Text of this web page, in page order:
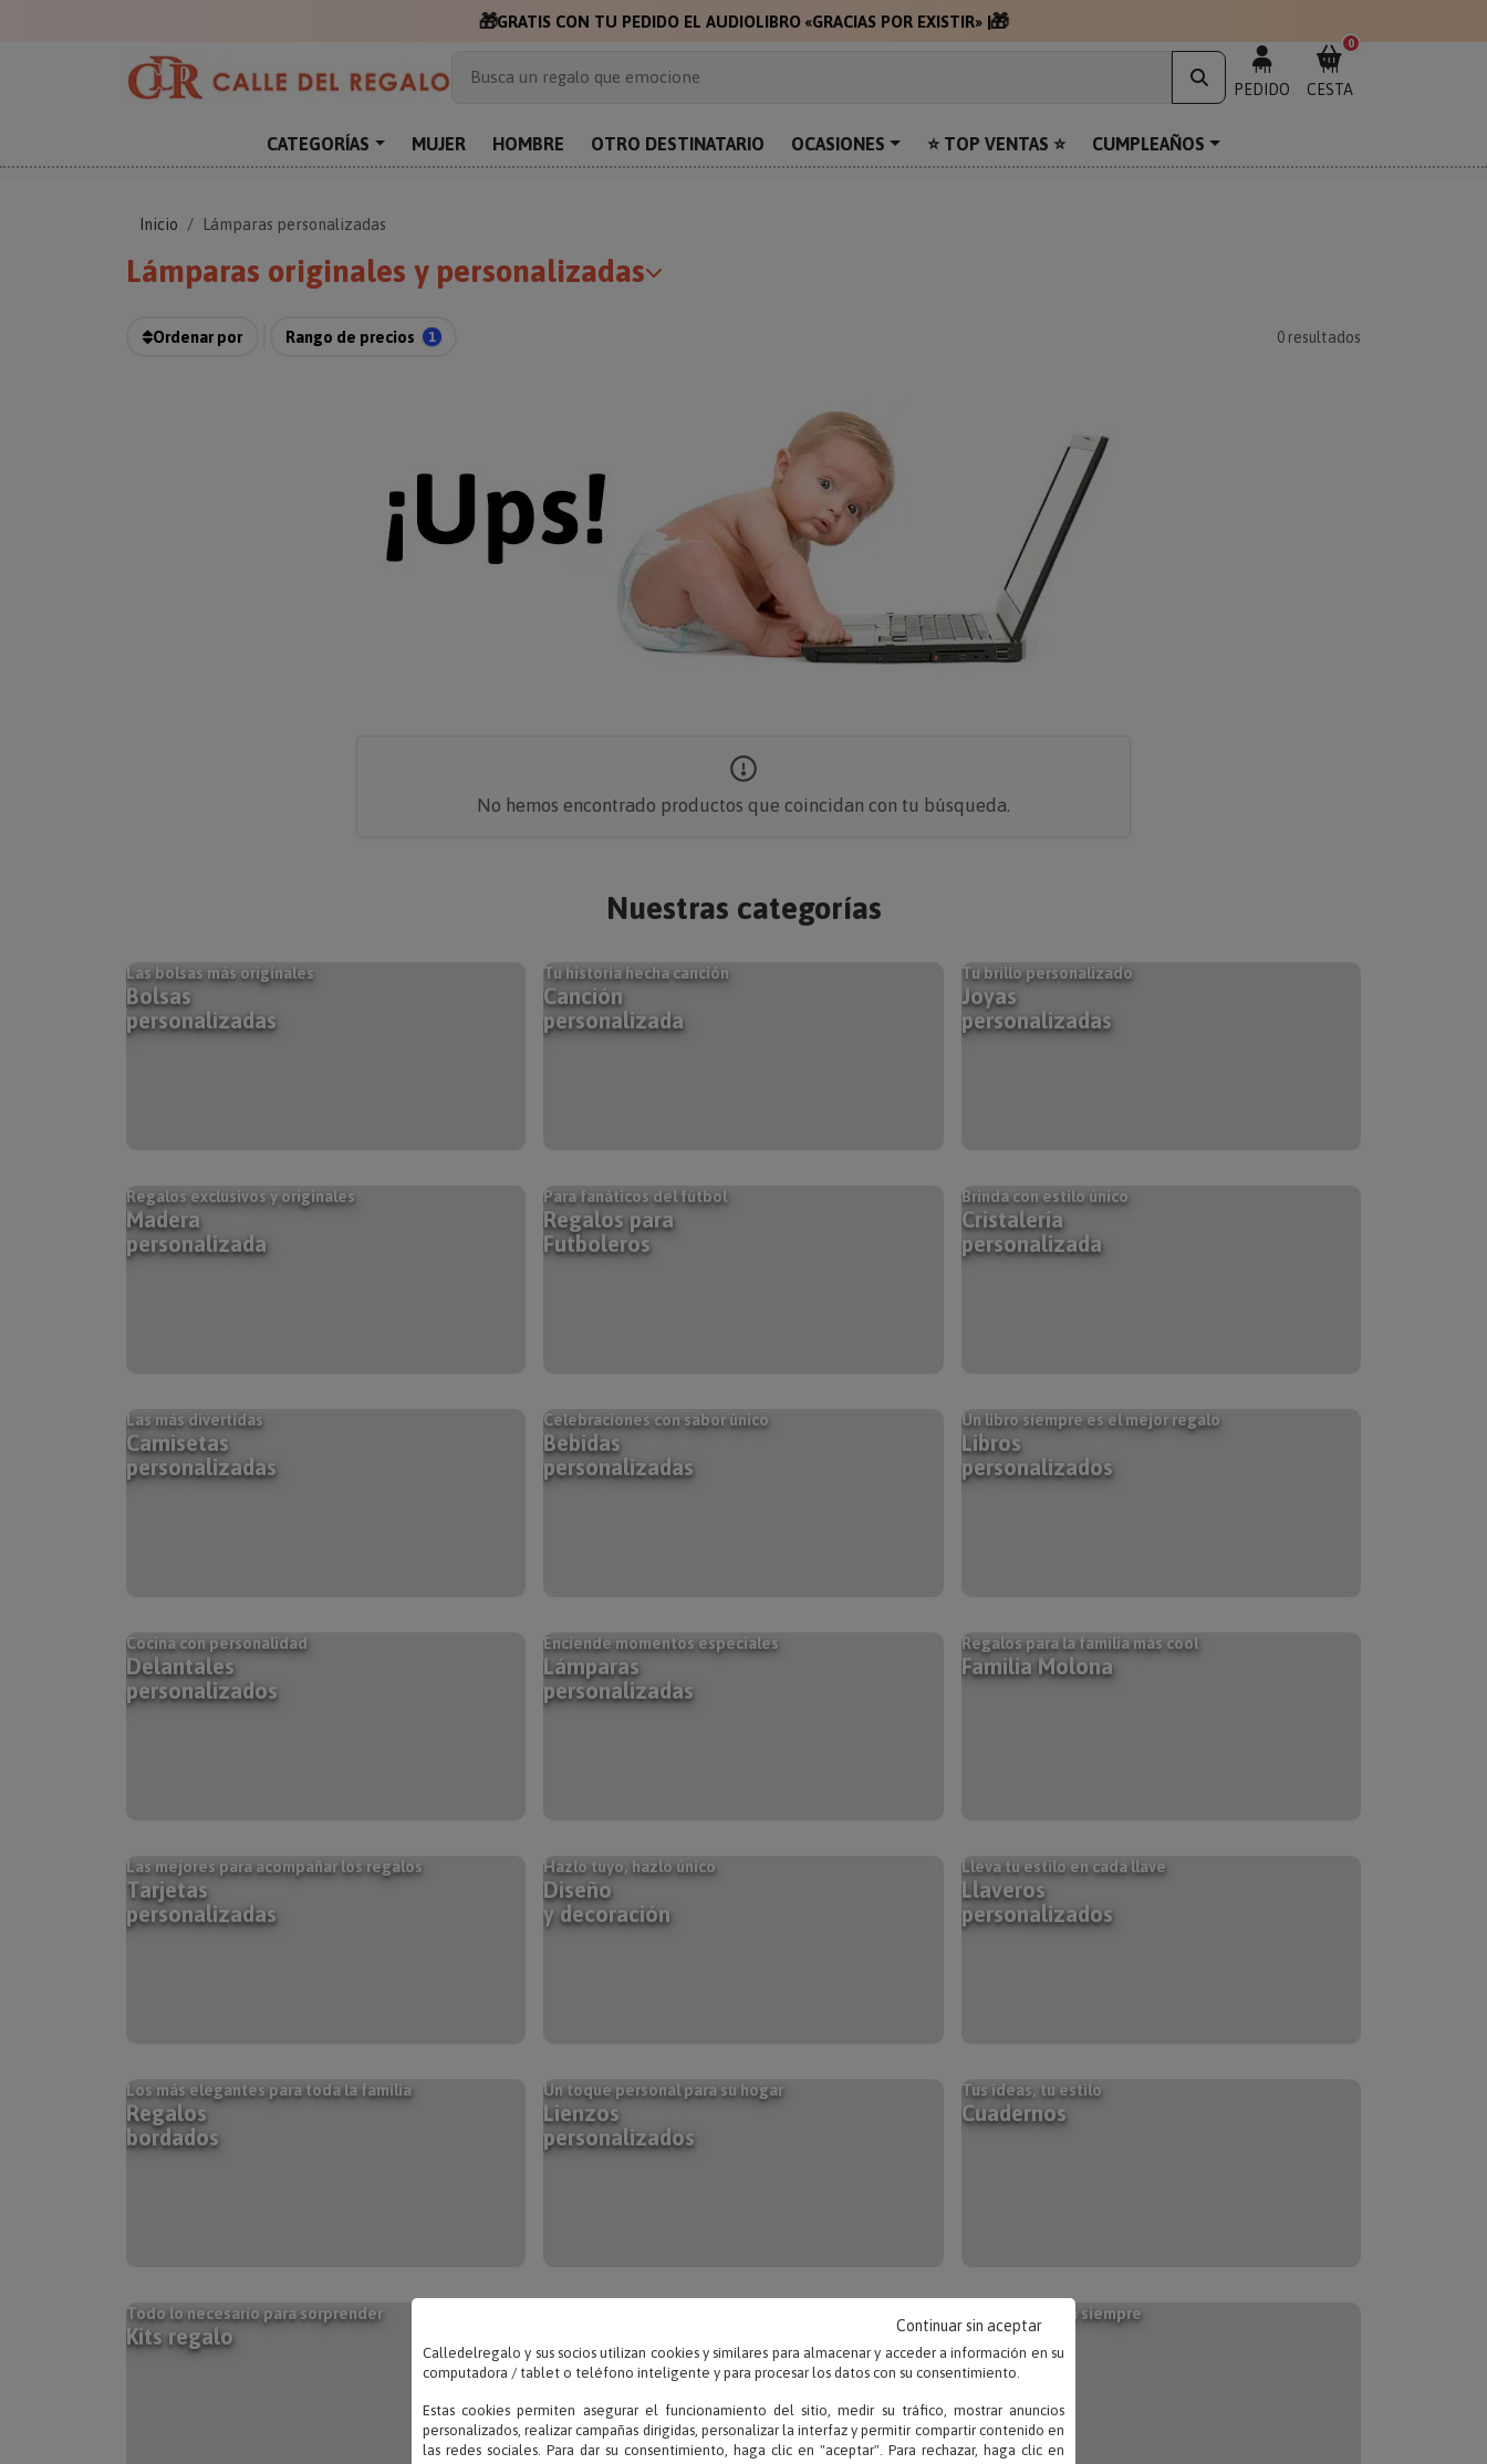
🎁GRATIS CON TU PEDIDO EL AUDIOLIBRO «GRACIAS POR EXISTIR» 🎁
Busca un regalo que emocione
Regalos personalizados para sorprender
MI
PEDIDO
0
MI
CESTA
CATEGORÍAS MUJER HOMBRE OTRO DESTINATARIO OCASIONES ⭐ TOP VENTAS ⭐ CUMPLEAÑOS
Inicio Lámparas personalizadas
Lámparas originales y personalizadas
Ordenar por Rango de precios 1 0 resultados
No hemos encontrado productos que coincidan con tu búsqueda.
Nuestras categorías
Las bolsas más originales
Bolsas
personalizadas
Tu historia hecha canción
Canción
personalizada
Tu brillo personalizado
Joyas
personalizadas
Regalos exclusivos y originales
Madera
personalizada
Para fanáticos del fútbol
Regalos para
Futboleros
Brinda con estilo único
Cristalería
personalizada
Las más divertidas
Camisetas
personalizadas
Celebraciones con sabor único
Bebidas
personalizadas
Un libro siempre es el mejor regalo
Libros
personalizados
Cocina con personalidad
Delantales
personalizados
Enciende momentos especiales
Lámparas
personalizadas
Regalos para la familia más cool
Familia Molona
Las mejores para acompañar los regalos
Tarjetas
personalizadas
Hazlo tuyo, hazlo único
Diseño
y decoración
Lleva tu estilo en cada llave
Llaveros
personalizados
Los más elegantes para toda la familia
Regalos
bordados
Un toque personal para su hogar
Lienzos
personalizados
Tus ideas, tu estilo
Cuadernos
Todo lo necesario para sorprender
Kits regalo
personalizados
Recuerdos para siempre
Regalos
con fotos
Calledelregalo y sus socios utilizan cookies y similares para almacenar y acceder a información en su
computadora / tablet o teléfono inteligente y para procesar los datos con su consentimiento.
Estas cookies permiten asegurar el funcionamiento del sitio, medir su tráfico, mostrar anuncios
personalizados, realizar campañas dirigidas, personalizar la interfaz y permitir compartir contenido en
las redes sociales. Para dar su consentimiento, haga clic en "aceptar". Para rechazar, haga clic en
Continuar sin aceptar